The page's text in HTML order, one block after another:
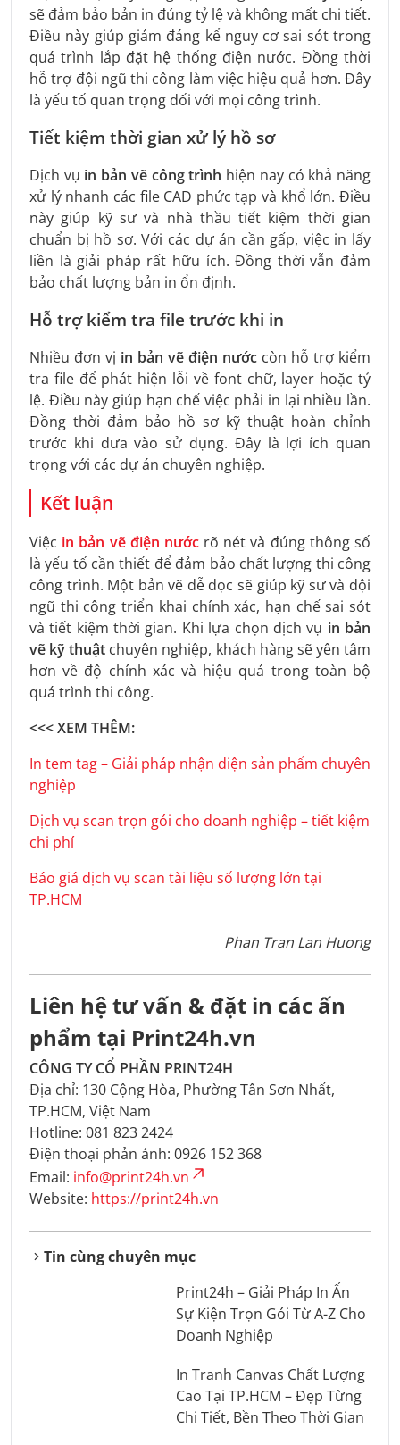
sẽ đảm bảo bản in đúng tỷ lệ và không mất chi tiết.
Điều này giúp giảm đáng kể nguy cơ sai sót trong
quá trình lắp đặt hệ thống điện nước. Đồng thời
hỗ trợ đội ngũ thi công làm việc hiệu quả hơn. Đây
là yếu tố quan trọng đối với mọi công trình.
Tiết kiệm thời gian xử lý hồ sơ
Dịch vụ in bản vẽ công trình hiện nay có khả năng
xử lý nhanh các file CAD phức tạp và khổ lớn. Điều
này giúp kỹ sư và nhà thầu tiết kiệm thời gian
chuẩn bị hồ sơ. Với các dự án cần gấp, việc in lấy
liền là giải pháp rất hữu ích. Đồng thời vẫn đảm
bảo chất lượng bản in ổn định.
Hỗ trợ kiểm tra file trước khi in
Nhiều đơn vị in bản vẽ điện nước còn hỗ trợ kiểm
tra file để phát hiện lỗi về font chữ, layer hoặc tỷ
lệ. Điều này giúp hạn chế việc phải in lại nhiều lần.
Đồng thời đảm bảo hồ sơ kỹ thuật hoàn chỉnh
trước khi đưa vào sử dụng. Đây là lợi ích quan
trọng với các dự án chuyên nghiệp.
Kết luận
Việc in bản vẽ điện nướcrõ nét và đúng thông số
là yếu tố cần thiết để đảm bảo chất lượng thi công
công trình. Một bản vẽ dễ đọc sẽ giúp kỹ sư và đội
ngũ thi công triển khai chính xác, hạn chế sai sót
và tiết kiệm thời gian. Khi lựa chọn dịch vụ in bản
vẽ kỹ thuật chuyên nghiệp, khách hàng sẽ yên tâm
hơn về độ chính xác và hiệu quả trong toàn bộ
quá trình thi công.
<<< XEM THÊM:
In tem tag – Giải pháp nhận diện sản phẩm chuyên
nghiệp
Dịch vụ scan trọn gói cho doanh nghiệp – tiết kiệm
chi phí
Báo giá dịch vụ scan tài liệu số lượng lớn tại
TP.HCM
Phan Tran Lan Huong
Liên hệ tư vấn & đặt in các ấn
phẩm tại Print24h.vn
CÔNG TY CỔ PHẦN PRINT24H
Địa chỉ: 130 Cộng Hòa, Phường Tân Sơn Nhất,
TP.HCM, Việt Nam
Hotline: 081 823 2424
Điện thoại phản ánh: 0926 152 368
Email: info@print24h.vn
Website: https://print24h.vn
Tin cùng chuyên mục
Print24h – Giải Pháp In Ấn
Sự Kiện Trọn Gói Từ A-Z Cho
Doanh Nghiệp
In Tranh Canvas Chất Lượng
Cao Tại TP.HCM – Đẹp Từng
Chi Tiết, Bền Theo Thời Gian